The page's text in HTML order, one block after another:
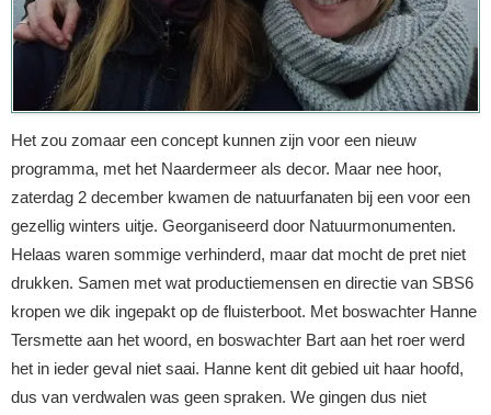
Het zou zomaar een concept kunnen zijn voor een nieuw
programma, met het Naardermeer als decor. Maar nee hoor,
zaterdag 2 december kwamen de natuurfanaten bij een voor een
gezellig winters uitje. Georganiseerd door Natuurmonumenten.
Helaas waren sommige verhinderd, maar dat mocht de pret niet
drukken. Samen met wat productiemensen en directie van SBS6
kropen we dik ingepakt op de fluisterboot. Met boswachter Hanne
Tersmette aan het woord, en boswachter Bart aan het roer werd
het in ieder geval niet saai. Hanne kent dit gebied uit haar hoofd,
dus van verdwalen was geen spraken. We gingen dus niet